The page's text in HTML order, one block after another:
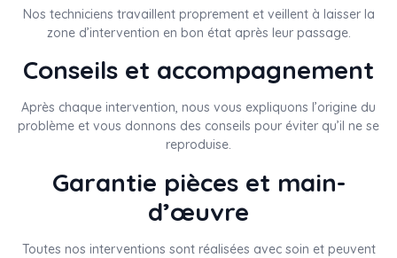
Nos techniciens travaillent proprement et veillent à laisser la
zone d’intervention en bon état après leur passage.
Conseils et accompagnement
Après chaque intervention, nous vous expliquons l’origine du
problème et vous donnons des conseils pour éviter qu’il ne se
reproduise.
Garantie pièces et main-
d’œuvre
Toutes nos interventions sont réalisées avec soin et peuvent